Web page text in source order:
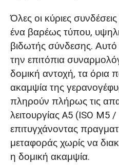
Όλες οι κύριες
ένα βαρέως τύπου,
βιδωτής σύνδεσης. Αυτό
την επιτόπια
δομική αντοχή, τα
ακαμψία της
πληρούν πλήρως τις
λειτουργίας A5 (ISO M5
επιτυγχάνοντας
μεταφοράς χωρίς να
η δομική ακαμψία.